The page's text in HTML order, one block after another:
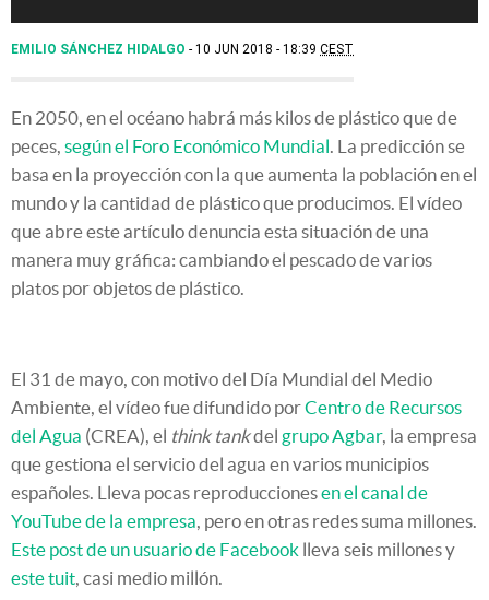
EMILIO SÁNCHEZ HIDALGO 10 JUN 2018 - 18:39 CEST
En 2050, en el océano habrá más kilos de plástico que de
peces, según el Foro Económico Mundial. La predicción se
basa en la proyección con la que aumenta la población en el
mundo y la cantidad de plástico que producimos. El vídeo
que abre este artículo denuncia esta situación de una
manera muy gráfica: cambiando el pescado de varios
platos por objetos de plástico.
El 31 de mayo, con motivo del Día Mundial del Medio
Ambiente, el vídeo fue difundido porCentro de Recursos
del Agua (CREA), el think tankdel grupo Agbar, la empresa
que gestiona el servicio del agua en varios municipios
españoles. Lleva pocas reproduccionesen el canal de
YouTube de la empresa, pero en otras redes suma millones.
Este post de un usuario de Facebook lleva seis millones y
este tuit, casi medio millón.